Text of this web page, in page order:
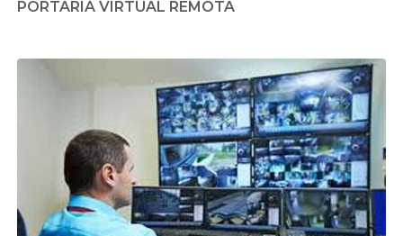
PORTARIA VIRTUAL REMOTA